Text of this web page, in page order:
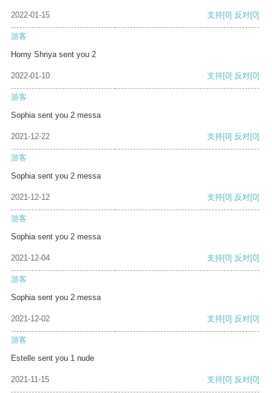
2022-01-15 支持[0] 反对[0]
游客
Horny Shriya sent you 2
2022-01-10 支持[0] 反对[0]
游客
Sophia sent you 2 messa
2021-12-22 支持[0] 反对[0]
游客
Sophia sent you 2 messa
2021-12-12 支持[0] 反对[0]
游客
Sophia sent you 2 messa
2021-12-04 支持[0] 反对[0]
游客
Sophia sent you 2 messa
2021-12-02 支持[0] 反对[0]
游客
Estelle sent you 1 nude
2021-11-15 支持[0] 反对[0]